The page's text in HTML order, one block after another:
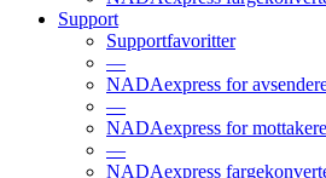
Support
Supportfavoritter
—
NADAexpress for
—
NADAexpress for mottakere
—
NADAexpress